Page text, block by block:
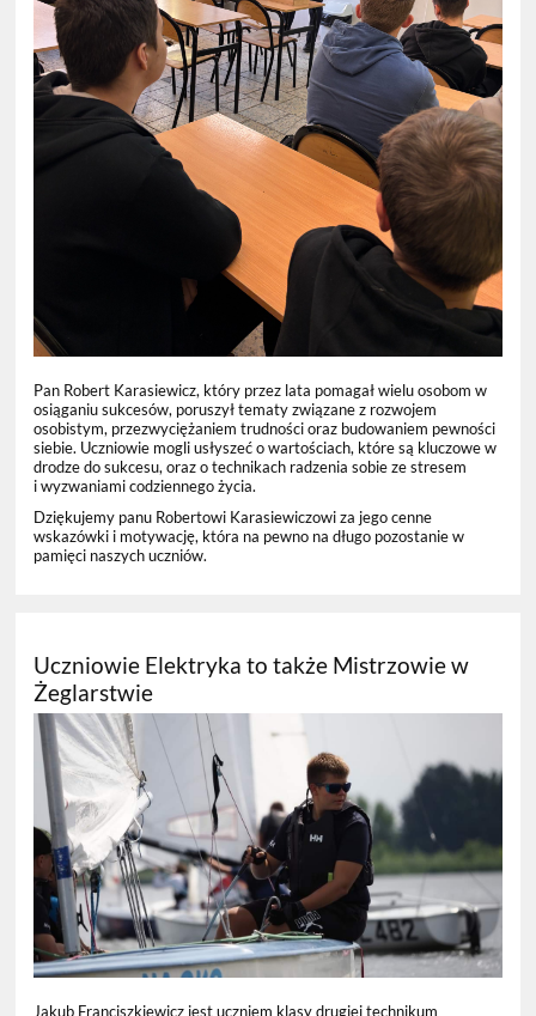
Pan Robert Karasiewicz, który przez lata pomagał wielu osobom w
osiąganiu sukcesów, poruszył tematy związane z rozwojem
osobistym, przezwyciężaniem trudności oraz budowaniem pewności
siebie. Uczniowie mogli usłyszeć o wartościach, które są kluczowe w
drodze do sukcesu, oraz o technikach radzenia sobie ze stresem
i wyzwaniami codziennego życia.
Dziękujemy panu Robertowi Karasiewiczowi za jego cenne
wskazówki i motywację, która na pewno na długo pozostanie w
pamięci naszych uczniów.
Uczniowie Elektryka to także Mistrzowie w
Żeglarstwie
Jakub Franciszkiewicz jest uczniem klasy drugiej technikum